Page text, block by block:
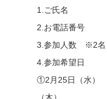
1.ご氏名
2.お電話番号
3.参加人数 ※2名
4.参加希望日
①2月25日（水